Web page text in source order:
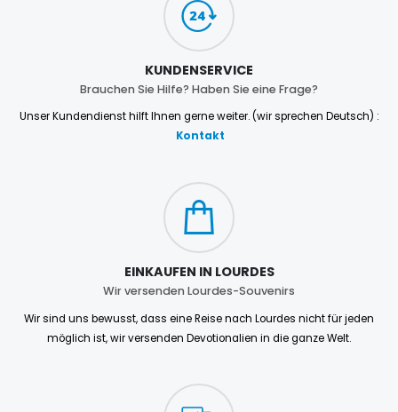
KUNDENSERVICE
Brauchen Sie Hilfe? Haben Sie eine Frage?
Unser Kundendienst hilft Ihnen gerne weiter. (wir sprechen Deutsch) :
Kontakt
EINKAUFEN IN LOURDES
Wir versenden Lourdes-Souvenirs
Wir sind uns bewusst, dass eine Reise nach Lourdes nicht für jeden
möglich ist, wir versenden Devotionalien in die ganze Welt.